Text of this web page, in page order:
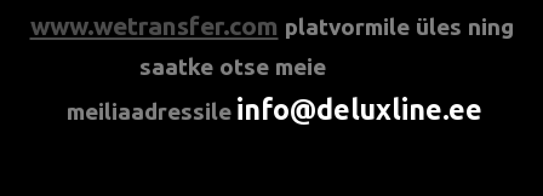
www.wetransfer.com platvormile üles ning
saatke otse meie
meiliaadressile info@deluxline.ee